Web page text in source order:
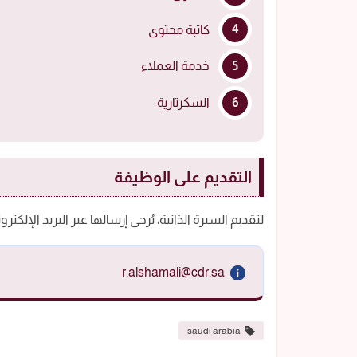
كاتبة محتوى
خدمة العملاء
السكرتارية
التقديم على الوظيفة
لتقديم السيرة الذاتية، يُرجى إرسالها عبر البريد
saudi arabia